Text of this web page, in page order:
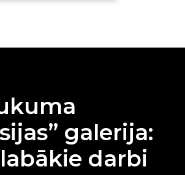
galerija:
darbi